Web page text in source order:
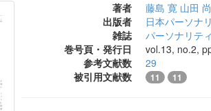
著者 藤島 寛 山田
出版者
日本パーソナ
雑誌
パーソナリテ
巻号頁・発行日
vol.13, no.2,
参考文献数
29
被引用文献数
11 11